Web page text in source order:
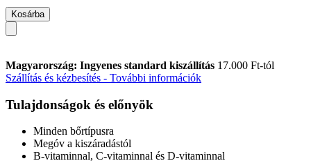
Kosárba
Magyarország: Ingyenes standard kiszállítás 17.000 Ft-tól
Szállítás és kézbesítés - További információk
Tulajdonságok és előnyök
Minden bőrtípusra
Megóv a kiszáradástól
B-vitaminnal, C-vitaminnal és D-vitaminnal